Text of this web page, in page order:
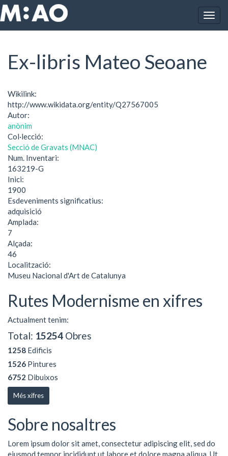
Vés al contingut
Inici Ex-libris Mateo Seoane
Ex-libris Mateo Seoane
Wikilink:
http://www.wikidata.org/entity/Q27567005
Autor:
anònim
Col·lecció:
Secció de Gravats (MNAC)
Num. Inventari:
163219-G
Inici:
1900
Esdeveniments significatius:
adquisició
Amplada:
7
Alçada:
46
Localització:
Museu Nacional d'Art de Catalunya
Rutes Modernisme en xifres
Actualment tenim:
Total: 15254 Obres
1258 Edificis
1526 Pintures
6752 Dibuixos
Més xifres
Sobre nosaltres
Lorem ipsum dolor sit amet, consectetur adipiscing elit, sed do
eiusmod tempor incididunt ut labore et dolore magna aliqua. Ut